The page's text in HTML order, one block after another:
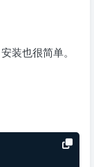
装也很简单。